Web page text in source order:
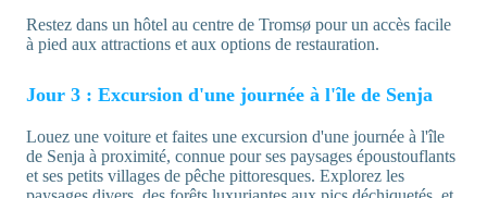
Restez dans un hôtel au centre de Tromsø pour un accès facile
à pied aux attractions et aux options de restauration.
Jour 3 : Excursion d'une journée à l'île de Senja
Louez une voiture et faites une excursion d'une journée à l'île
de Senja à proximité, connue pour ses paysages époustouflants
et ses petits villages de pêche pittoresques. Explorez les